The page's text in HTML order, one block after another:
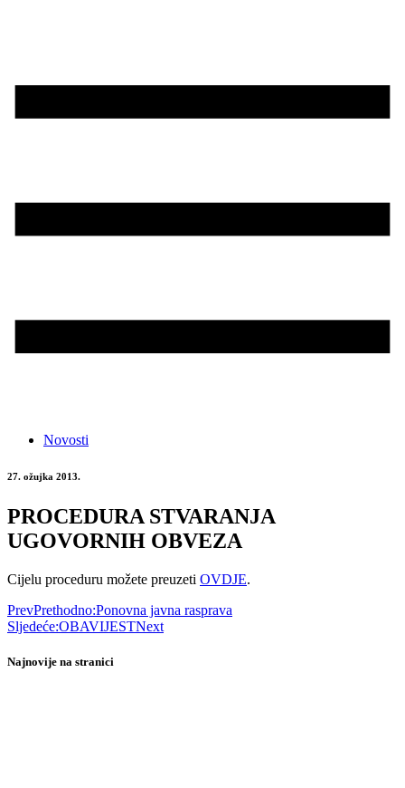
Novosti
27. ožujka 2013.
PROCEDURA STVARANJA
UGOVORNIH OBVEZA
Cijelu proceduru možete preuzeti OVDJE.
PrevPrethodno:Ponovna javna rasprava
Sljedeće:OBAVIJESTNext
Najnovije na stranici